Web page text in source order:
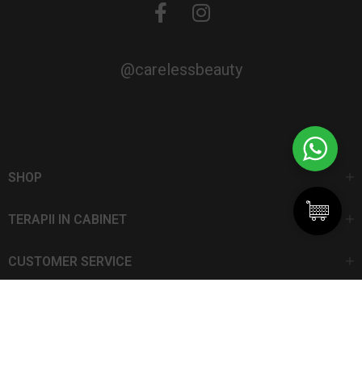
@carelessbeauty
SHOP
TERAPII IN CABINET
CUSTOMER SERVICE